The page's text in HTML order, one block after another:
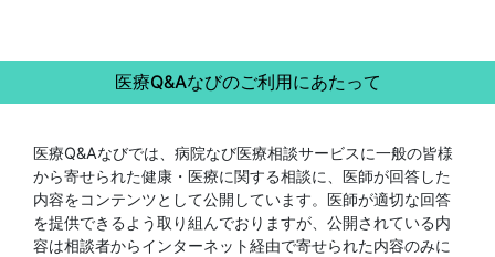
医療Q&Aなびのご利用にあたって
医療Q&Aなびでは、病院なび医療相談サービスに一般の皆様
から寄せられた健康・医療に関する相談に、医師が回答した
内容をコンテンツとして公開しています。医師が適切な回答
を提供できるよう取り組んでおりますが、公開されている内
容は相談者からインターネット経由で寄せられた内容のみに